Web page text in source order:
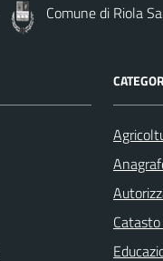
Comune di Riola